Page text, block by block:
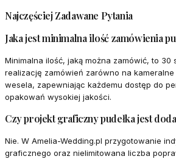
Najczęściej Zadawane Pytania
Jaka jest minimalna ilość zamówienia
Minimalna ilość, jaką można zamówić, to 30
realizację zamówień zarówno na
wesela, zapewniając każdemu dostęp do
opakowań wysokiej jakości.
Czy projekt graficzny pudełka jest
Nie. W Amelia-Wedding.pl przygotowanie
graficznego oraz nielimitowana liczba